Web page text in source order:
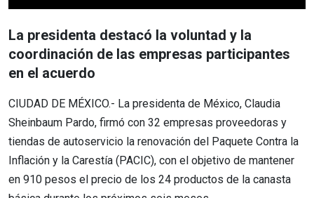
La presidenta destacó la voluntad y la
coordinación de las empresas participantes
en el acuerdo
CIUDAD DE MÉXICO.- La presidenta de México, Claudia
Sheinbaum Pardo, firmó con 32 empresas proveedoras y
tiendas de autoservicio la renovación del Paquete Contra la
Inflación y la Carestía (PACIC), con el objetivo de mantener
en 910 pesos el precio de los 24 productos de la canasta